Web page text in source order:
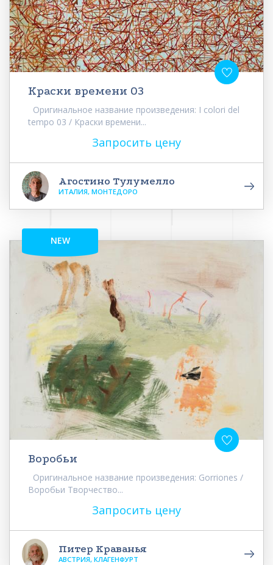
Краски времени 03
Оригинальное название произведения: I colori del
tempo 03 / Краски времени...
Запросить цену
Агостино Тулумелло
ИТАЛИЯ, МОНТЕДОРО
NEW
Воробьи
Оригинальное название произведения: Gorriones /
Воробьи Творчество...
Запросить цену
Питер Краванья
АВСТРИЯ, КЛАГЕНФУРТ